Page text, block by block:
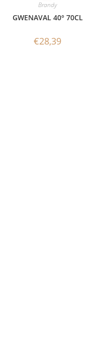
Brandy
GWENAVAL 40° 70CL
€28,39